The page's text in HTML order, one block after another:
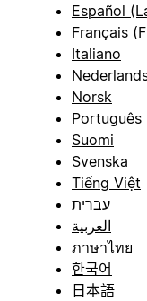
Español
Français
Italiano
Norsk
Português
Suomi
Svenska
Tiếng Việt
עברית
العربية
ภาษาไทย
한국어
日本語